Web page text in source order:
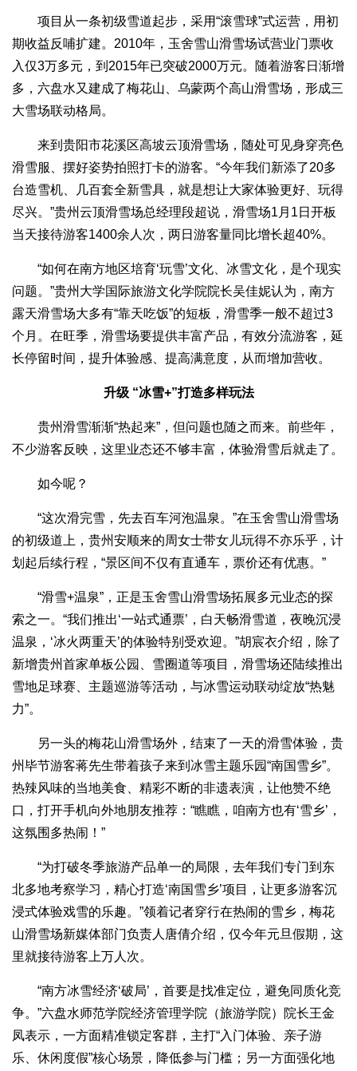
项目从一条初级雪道起步，采用“滚雪球”式运营，用初
期收益反哺扩建。2010年，玉舍雪山滑雪场试营业门票收
入仅3万多元，到2015年已突破2000万元。随着游客日渐增
多，六盘水又建成了梅花山、乌蒙两个高山滑雪场，形成三
大雪场联动格局。
来到贵阳市花溪区高坡云顶滑雪场，随处可见身穿亮色
滑雪服、摆好姿势拍照打卡的游客。“今年我们新添了20多
台造雪机、几百套全新雪具，就是想让大家体验更好、玩得
尽兴。”贵州云顶滑雪场总经理段超说，滑雪场1月1日开板
当天接待游客1400余人次，两日游客量同比增长超40%。
“如何在南方地区培育‘玩雪’文化、冰雪文化，是个现实
问题。”贵州大学国际旅游文化学院院长吴佳妮认为，南方
露天滑雪场大多有“靠天吃饭”的短板，滑雪季一般不超过3
个月。在旺季，滑雪场要提供丰富产品，有效分流游客，延
长停留时间，提升体验感、提高满意度，从而增加营收。
升级 “冰雪+”打造多样玩法
贵州滑雪渐渐“热起来”，但问题也随之而来。前些年，
不少游客反映，这里业态还不够丰富，体验滑雪后就走了。
如今呢？
“这次滑完雪，先去百车河泡温泉。”在玉舍雪山滑雪场
的初级道上，贵州安顺来的周女士带女儿玩得不亦乐乎，计
划起后续行程，“景区间不仅有直通车，票价还有优惠。”
“滑雪+温泉”，正是玉舍雪山滑雪场拓展多元业态的探
索之一。“我们推出‘一站式通票’，白天畅滑雪道，夜晚沉浸
温泉，‘冰火两重天’的体验特别受欢迎。”胡宸衣介绍，除了
新增贵州首家单板公园、雪圈道等项目，滑雪场还陆续推出
雪地足球赛、主题巡游等活动，与冰雪运动联动绽放“热魅
力”。
另一头的梅花山滑雪场外，结束了一天的滑雪体验，贵
州毕节游客蒋先生带着孩子来到冰雪主题乐园“南国雪乡”。
热辣风味的当地美食、精彩不断的非遗表演，让他赞不绝
口，打开手机向外地朋友推荐：“瞧瞧，咱南方也有‘雪乡’，
这氛围多热闹！”
“为打破冬季旅游产品单一的局限，去年我们专门到东
北多地考察学习，精心打造‘南国雪乡’项目，让更多游客沉
浸式体验戏雪的乐趣。”领着记者穿行在热闹的雪乡，梅花
山滑雪场新媒体部门负责人唐倩介绍，仅今年元旦假期，这
里就接待游客上万人次。
“南方冰雪经济‘破局’，首要是找准定位，避免同质化竞
争。”六盘水师范学院经济管理学院（旅游学院）院长王金
凤表示，一方面精准锁定客群，主打“入门体验、亲子游
乐、休闲度假”核心场景，降低参与门槛；另一方面强化地